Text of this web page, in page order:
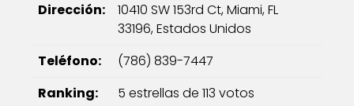
Dirección:
10410 SW 153rd Ct, Miami, FL
33196, Estados Unidos
Teléfono:
(786) 839-7447
Ranking:
5 estrellas de 113 votos